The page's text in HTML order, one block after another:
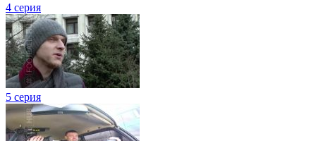
4 серия
5 серия